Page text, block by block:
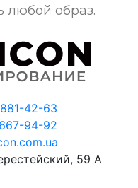
любой образ.
42-63
94-92
59 А